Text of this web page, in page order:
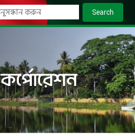
Search